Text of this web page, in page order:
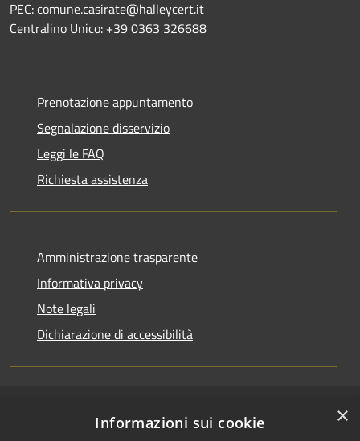
PEC: comune.casirate@halleycert.it
Centralino Unico: +39 0363 326688
Prenotazione appuntamento
Segnalazione disservizio
Leggi le FAQ
Richiesta assistenza
Amministrazione trasparente
Informativa privacy
Note legali
Dichiarazione di accessibilità
Copyright © 2026 • Comune di
Casirate d'Adda • Powered by
×
Informazioni sui cookie